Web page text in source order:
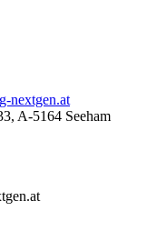
nextgen.at
A-5164 Seeham